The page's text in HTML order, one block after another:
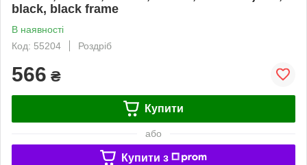
black, black frame
В наявності
Код: 55204
Роздріб
566 ₴
Купити
або
Купити з